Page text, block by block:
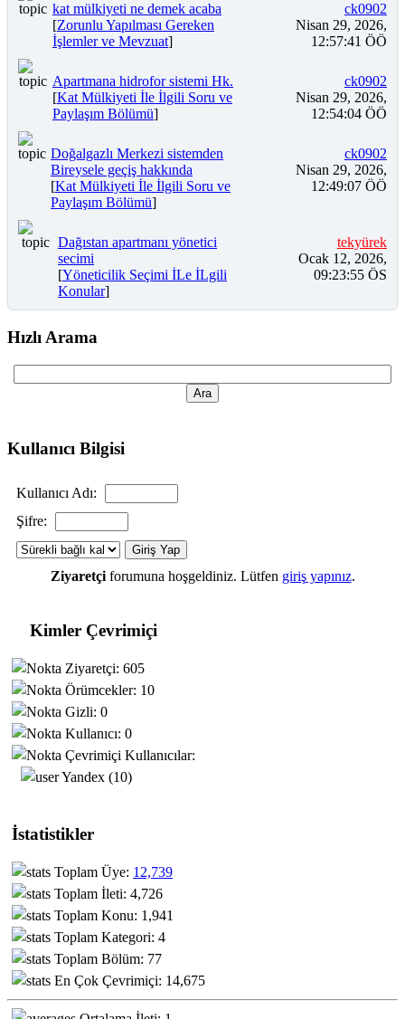
kat mülkiyeti ne demek acaba
[Zorunlu Yapılması Gereken
İşlemler ve Mevzuat]
ck0902
Nisan 29, 2026,
12:57:41 ÖÖ
Apartmana hidrofor sistemi Hk.
[Kat Mülkiyeti İle İlgili Soru ve
Paylaşım Bölümü]
ck0902
Nisan 29, 2026,
12:54:04 ÖÖ
Doğalgazlı Merkezi sistemden
Bireysele geçiş hakkında
[Kat Mülkiyeti İle İlgili Soru ve
Paylaşım Bölümü]
ck0902
Nisan 29, 2026,
12:49:07 ÖÖ
Dağıstan apartmanı yönetici
secimi
[Yöneticilik Seçimi İLe İLgili
Konular]
tekyürek
Ocak 12, 2026,
09:23:55 ÖS
Hızlı Arama
Kullanıcı Bilgisi
Kullanıcı Adı:
Şifre:
Ziyaretçiforumuna hoşgeldiniz. Lütfen giriş yapınız.
Kimler Çevrimiçi
Ziyaretçi: 605
Örümcekler: 10
Gizli: 0
Kullanıcı: 0
Çevrimiçi Kullanıcılar:
Yandex (10)
İstatistikler
Toplam Üye: 12,739
Toplam İleti: 4,726
Toplam Konu: 1,941
Toplam Kategori: 4
Toplam Bölüm: 77
En Çok Çevrimiçi: 14,675